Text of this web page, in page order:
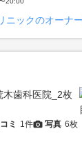
ニックのオーナ
ミ 1件 写真 6枚